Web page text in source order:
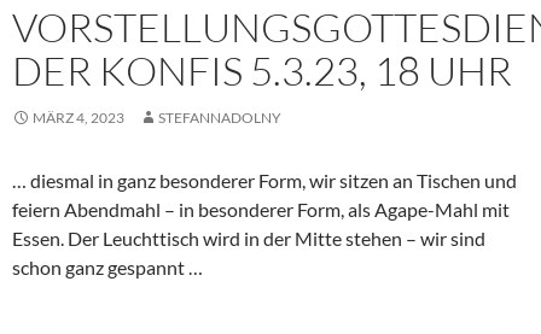
DER KONFIS 5.3.23, 18 UHR
MÄRZ 4, 2023 STEFANNADOLNY
… diesmal in ganz besonderer Form, wir sitzen an Tischen und
feiern Abendmahl – in besonderer Form, als Agape-Mahl mit
Essen. Der Leuchttisch wird in der Mitte stehen – wir sind
schon ganz gespannt …